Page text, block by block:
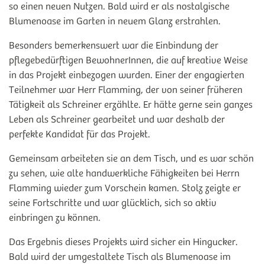
so einen neuen Nutzen. Bald wird er als nostalgische
Blumenoase im Garten in neuem Glanz erstrahlen.
Besonders bemerkenswert war die Einbindung der
pflegebedürftigen BewohnerInnen, die auf kreative Weise
in das Projekt einbezogen wurden. Einer der engagierten
Teilnehmer war Herr Flamming, der von seiner früheren
Tätigkeit als Schreiner erzählte. Er hätte gerne sein ganzes
Leben als Schreiner gearbeitet und war deshalb der
perfekte Kandidat für das Projekt.
Gemeinsam arbeiteten sie an dem Tisch, und es war schön
zu sehen, wie alte handwerkliche Fähigkeiten bei Herrn
Flamming wieder zum Vorschein kamen. Stolz zeigte er
seine Fortschritte und war glücklich, sich so aktiv
einbringen zu können.
Das Ergebnis dieses Projekts wird sicher ein Hingucker.
Bald wird der umgestaltete Tisch als Blumenoase im